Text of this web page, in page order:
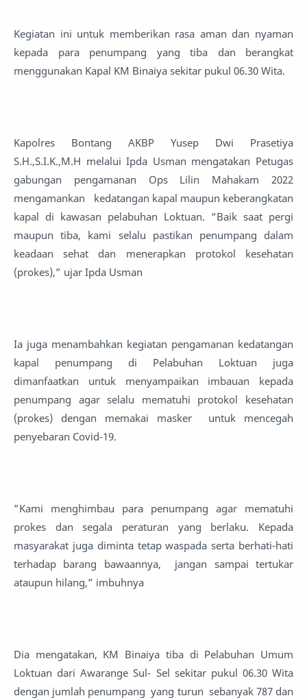
Kegiatan ini untuk memberikan rasa aman dan nyaman
kepada para penumpang yang tiba dan berangkat
menggunakan Kapal KM Binaiya sekitar pukul 06.30 Wita.
Kapolres Bontang AKBP Yusep Dwi Prasetiya
S.H.,S.I.K.,M.H melalui Ipda Usman mengatakan Petugas
gabungan pengamanan Ops Lilin Mahakam 2022
mengamankan kedatangan kapal maupun keberangkatan
kapal di kawasan pelabuhan Loktuan. “Baik saat pergi
maupun tiba, kami selalu pastikan penumpang dalam
keadaan sehat dan menerapkan protokol kesehatan
(prokes),” ujar Ipda Usman
Ia juga menambahkan kegiatan pengamanan kedatangan
kapal penumpang di Pelabuhan Loktuan juga
dimanfaatkan untuk menyampaikan imbauan kepada
penumpang agar selalu mematuhi protokol kesehatan
(prokes) dengan memakai masker untuk mencegah
penyebaran Covid-19.
”Kami menghimbau para penumpang agar mematuhi
prokes dan segala peraturan yang berlaku. Kepada
masyarakat juga diminta tetap waspada serta berhati-hati
terhadap barang bawaannya, jangan sampai tertukar
ataupun hilang,” imbuhnya
Dia mengatakan, KM Binaiya tiba di Pelabuhan Umum
Loktuan dari Awarange Sul- Sel sekitar pukul 06.30 Wita
dengan jumlah penumpang yang turun sebanyak 787 dan